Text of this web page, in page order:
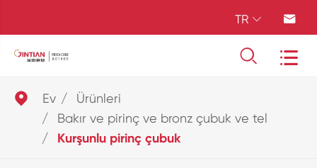
TR  
 
 Ev
Ürünleri
Bakır ve pirinç ve bronz çubuk ve tel
Kurşunlu pirinç çubuk